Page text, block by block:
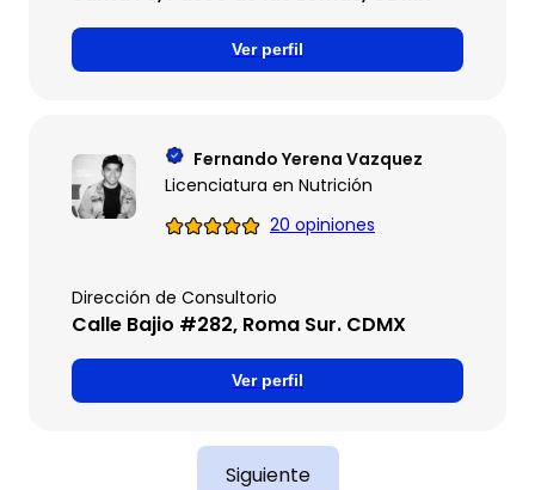
Ver perfil
Fernando Yerena Vazquez
Licenciatura en Nutrición
20 opiniones
Dirección de Consultorio
Calle Bajio #282, Roma Sur. CDMX
Ver perfil
Siguiente